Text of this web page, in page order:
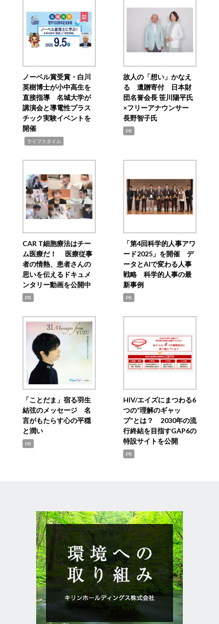
ノーベル賞受賞・白川
英樹博士が小中高生を
直接指導 名城大学が
講演会と導電性プラス
チック実験イベントを
開催
ライフスタイル
故人の「想い」かなえ
る 遺贈寄付 日本財
団名誉会長 笹川陽平氏
×フリーアナウンサー
長野智子氏
PR
CAR T細胞療法はチー
ム医療だ！ 医療従事
者の情熱、患者さんの
思いを伝えるドキュメ
ンタリー動画を公開中
PR
「第4回科学的人事アワ
ード2025」を開催 デ
ータとAIで変わる人事
戦略 科学的人事の最
新事例
PR
「ことだま」宿る羽生
結弦のメッセージ 名
言がもたらす心の平穏
と潤い
PR
HIV/エイズにまつわる6
つの“理解のギャッ
プ”とは？ 2030年の流
行終結を目指すGAP6の
特設サイトを公開
PR